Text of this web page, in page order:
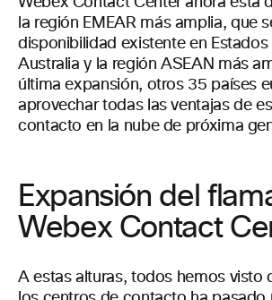
la región EMEAR más amplia, que
disponibilidad existente en Estados
Australia y la región ASEAN más
última expansión, otros 35 países
aprovechar todas las ventajas de
contacto en la nube de próxima
Expansión del
Webex Contact
A estas alturas, todos hemos visto